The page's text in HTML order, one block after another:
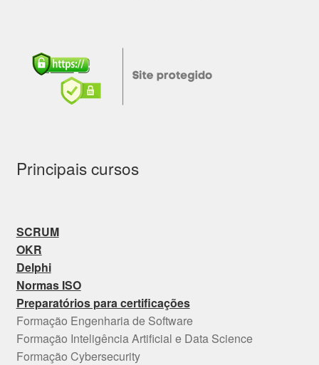
Principais cursos
SCRUM
OKR
Delphi
Normas ISO
Preparatórios para certificações
Formação Engenharia de Software
Formação Inteligência Artificial e Data Science
Formação Cybersecurity